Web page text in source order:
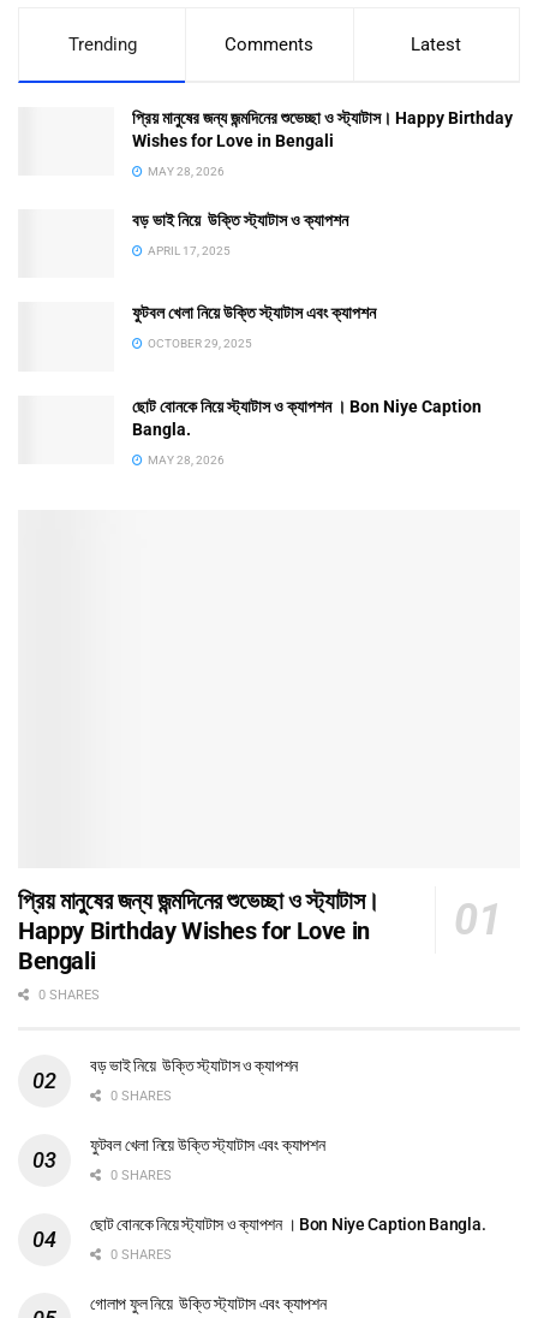
Trending Comments Latest
প্রিয় মানুষের জন্য জন্মদিনের শুভেচ্ছা ও স্ট্যাটাস। Happy Birthday
Wishes for Love in Bengali
MAY 28, 2026
বড় ভাই নিয়ে উক্তি স্ট্যাটাস ও ক্যাপশন
APRIL 17, 2025
ফুটবল খেলা নিয়ে উক্তি স্ট্যাটাস এবং ক্যাপশন
OCTOBER 29, 2025
ছোট বোনকে নিয়ে স্ট্যাটাস ও ক্যাপশন । Bon Niye Caption
Bangla.
MAY 28, 2026
প্রিয় মানুষের জন্য জন্মদিনের শুভেচ্ছা ও স্ট্যাটাস।
Happy Birthday Wishes for Love in
Bengali
0 SHARES
বড় ভাই নিয়ে উক্তি স্ট্যাটাস ও ক্যাপশন
0 SHARES
ফুটবল খেলা নিয়ে উক্তি স্ট্যাটাস এবং ক্যাপশন
0 SHARES
ছোট বোনকে নিয়ে স্ট্যাটাস ও ক্যাপশন । Bon Niye Caption Bangla.
0 SHARES
গোলাপ ফুল নিয়ে উক্তি স্ট্যাটাস এবং ক্যাপশন